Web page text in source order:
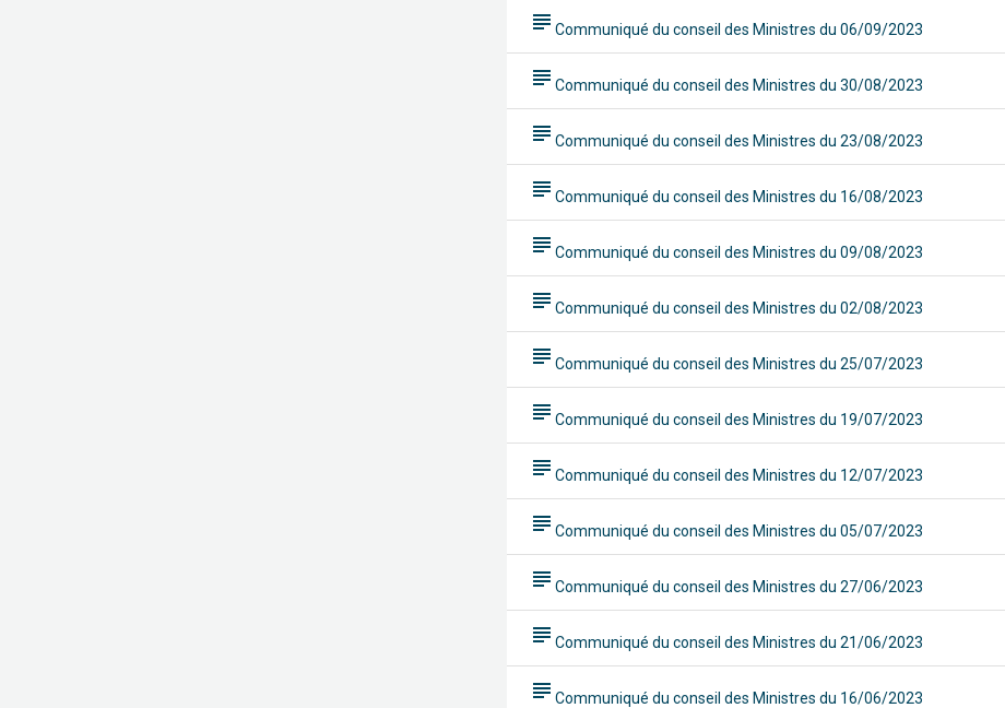
subject Communiqué du conseil des Ministres du 06/09/2023
subject Communiqué du conseil des Ministres du 30/08/2023
subject Communiqué du conseil des Ministres du 23/08/2023
subject Communiqué du conseil des Ministres du 16/08/2023
subject Communiqué du conseil des Ministres du 09/08/2023
subject Communiqué du conseil des Ministres du 02/08/2023
subject Communiqué du conseil des Ministres du 25/07/2023
subject Communiqué du conseil des Ministres du 19/07/2023
subject Communiqué du conseil des Ministres du 12/07/2023
subject Communiqué du conseil des Ministres du 05/07/2023
subject Communiqué du conseil des Ministres du 27/06/2023
subject Communiqué du conseil des Ministres du 21/06/2023
subject Communiqué du conseil des Ministres du 16/06/2023